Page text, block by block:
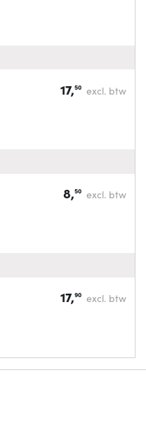
17,50 excl. btw
8,50 excl. btw
17,90 excl. btw